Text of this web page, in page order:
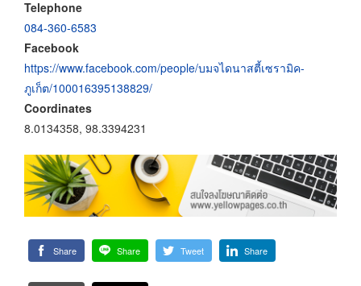
Telephone
084-360-6583
Facebook
https://www.facebook.com/people/บมจไดนาสตี้เซรามิค-
ภูเก็ต/100016395138829/
Coordinates
8.0134358, 98.3394231
Share Share Tweet Share